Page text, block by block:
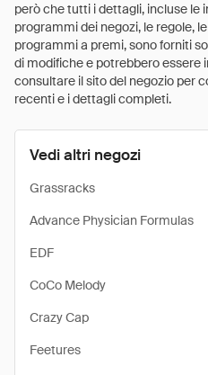
però che tutti i dettagli, incluse le
programmi dei negozi, le regole,
programmi a premi, sono forniti
di modifiche e potrebbero essere
consultare il sito del negozio per
recenti e i dettagli completi.
Vedi altri negozi
Grassracks
Advance Physician Formulas
EDF
CoCo Melody
Crazy Cap
Feetures